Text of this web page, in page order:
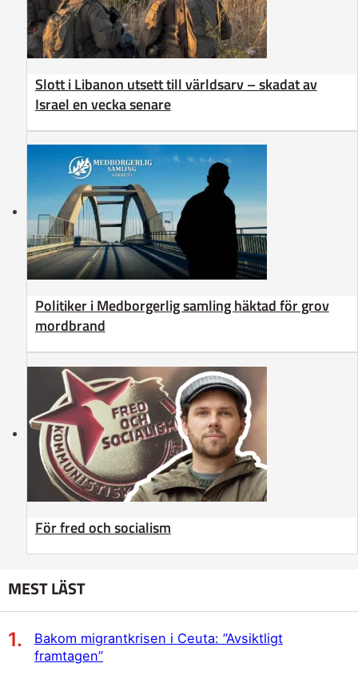
Slott i Libanon utsett till världsarv – skadat av
Israel en vecka senare
Politiker i Medborgerlig samling häktad för grov
mordbrand
För fred och socialism
MEST LÄST
Bakom migrantkrisen i Ceuta: ”Avsiktligt
framtagen”